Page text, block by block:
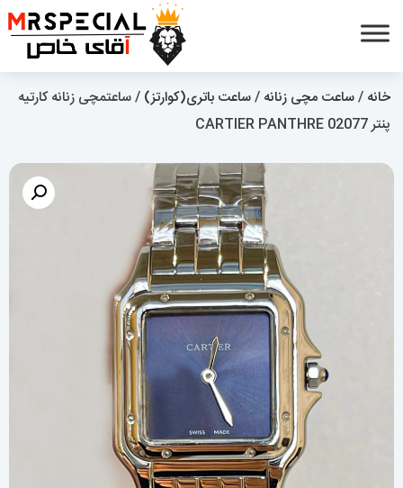
خانه /ساعت مچی زنانه /ساعت باتری(کوارتز) / ساعتمچی زنانه کارتیه
پنتر CARTIER PANTHRE 02077